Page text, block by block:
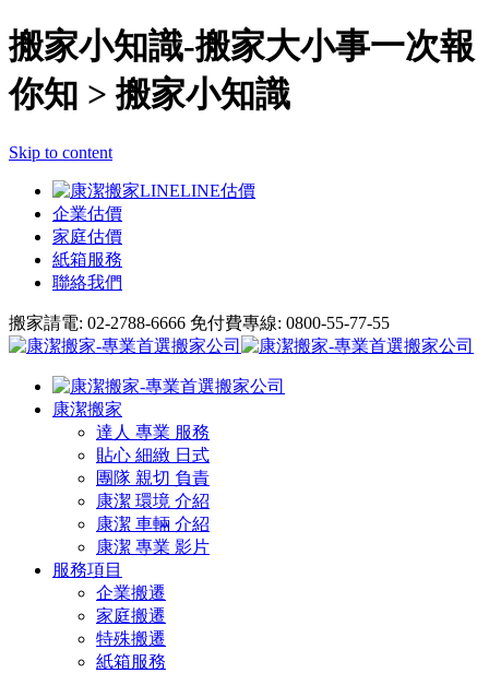
搬家小知識-搬家大小事一次報
你知 > 搬家小知識
Skip to content
LINE估價
企業估價
家庭估價
紙箱服務
聯絡我們
搬家請電: 02-2788-6666 免付費專線: 0800-55-77-55
康潔搬家
達人 專業 服務
貼心 細緻 日式
團隊 親切 負責
康潔 環境 介紹
康潔 車輛 介紹
康潔 專業 影片
服務項目
企業搬遷
家庭搬遷
特殊搬遷
紙箱服務